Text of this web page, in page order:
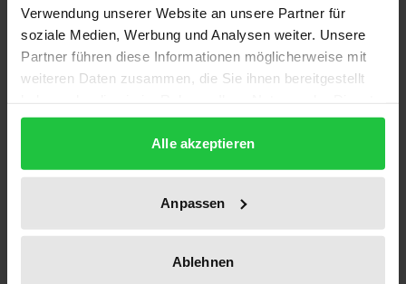
Verwendung unserer Website an unsere Partner für
soziale Medien, Werbung und Analysen weiter. Unsere
Partner führen diese Informationen möglicherweise mit
weiteren Daten zusammen, die Sie ihnen bereitgestellt
gesammelt haben.
Alle akzeptieren
Anpassen
Ablehnen
Erscheinungsdatum
06.08.1991
Erscheinungsjahr
Nomos